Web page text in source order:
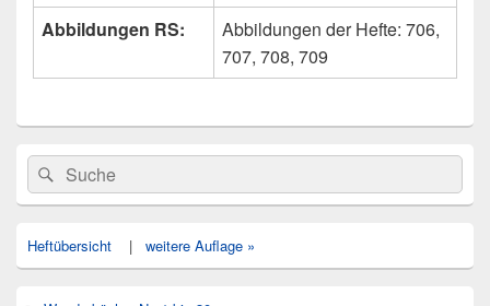
Abbildungen RS:
Abbildungen der Hefte: 706,
707, 708, 709
Primärer
Seitenleisten
Widget-
Bereich
Search
for:
Suche
Heftübersicht | weitere Auflage »